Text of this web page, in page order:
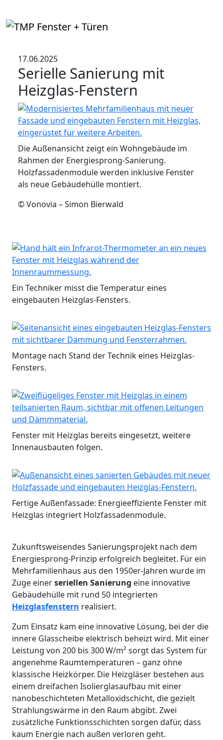
17.06.2025
Serielle Sanierung mit
Heizglas-Fenstern
Die Außenansicht zeigt ein Wohngebäude im
Rahmen der Energiesprong-Sanierung.
Holzfassadenmodule werden inklusive Fenster
als neue Gebäudehülle montiert.
© Vonovia – Simon Bierwald
Ein Techniker misst die Temperatur eines
eingebauten Heizglas-Fensters.
Montage nach Stand der Technik eines Heizglas-
Fensters.
Fenster mit Heizglas bereits eingesetzt, weitere
Innenausbauten folgen.
Fertige Außenfassade: Energieeffiziente Fenster mit
Heizglas integriert Holzfassadenmodule.
Zukunftsweisendes Sanierungsprojekt nach dem
Energiesprong-Prinzip erfolgreich begleitet. Für ein
Mehrfamilienhaus aus den 1950er-Jahren wurde im
Zuge einerseriellen Sanierung eine innovative
Gebäudehülle mit rund 50 integrierten
Heizglasfenstern realisiert.
Zum Einsatz kam eine innovative Lösung, bei der die
innere Glasscheibe elektrisch beheizt wird. Mit einer
Leistung von 200 bis 300 W/m² sorgt das System für
angenehme Raumtemperaturen – ganz ohne
klassische Heizkörper. Die Heizgläser bestehen aus
einem dreifachen Isolierglasaufbau mit einer
nanobeschichteten Metalloxidschicht, die gezielt
Strahlungswärme in den Raum abgibt. Zwei
zusätzliche Funktionsschichten sorgen dafür, dass
kaum Energie nach außen verloren geht.